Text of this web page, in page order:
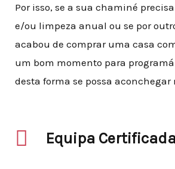
Por isso, se a sua chaminé
e/ou limpeza anual ou se por
acabou de comprar uma casa
um bom momento para
desta forma se possa aconchegar
Equipa Certificada